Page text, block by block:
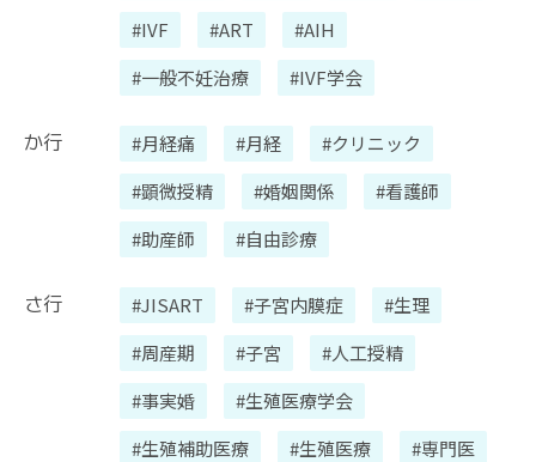
#IVF
#ART
#AIH
#一般不妊治療
#IVF学会
か行 #月経痛 #月経
#クリニック
#顕微授精
#婚姻関係
#看護師
#助産師
#自由診療
さ行 #JISART #子宮内膜症
#生理
#周産期
#子宮
#人工授精
#事実婚
#生殖医療学会
#生殖補助医療
#生殖医療
#専門医